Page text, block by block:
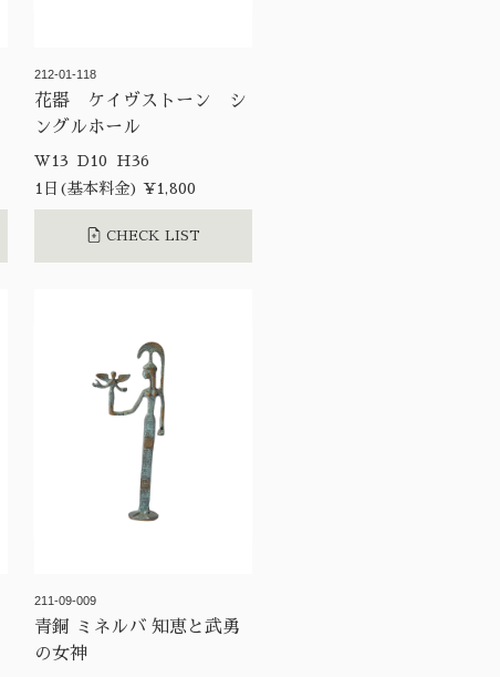
212-01-118
花器 ケイヴストーン シ
ングルホール
W13 D10 H36
1日(基本料金) ¥1,800
CHECK LIST
211-09-009
青銅 ミネルバ 知恵と武勇
の女神